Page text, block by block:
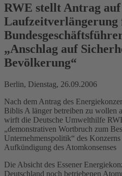
RWE stellt Antrag auf
„Anschlag auf
Bevölkerung“
Berlin, Dienstag, 26.09.2006
Nach dem Antrag des
Biblis A länger betreiben zu wollen
wirft die Deutsche Umwelthilfe
„demonstrativen Wortbruch zum
Unternehmenspolitik“ des
Aufkündigung des Atomkonsenses
Die Absicht des Essener
Deutschland noch betriebenen